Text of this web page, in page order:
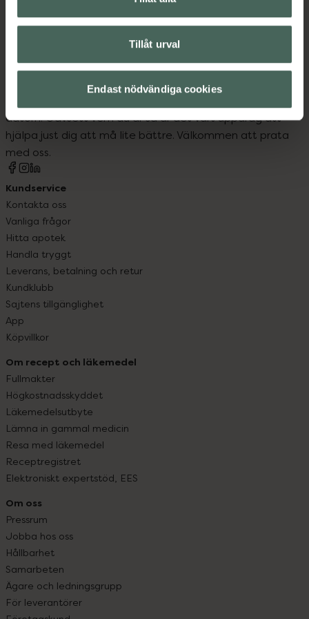
Tillåt urval
Endast nödvändiga cookies
Kronans Apotek finns här för dig. Du hittar oss från Skåne i
syd till Lappland i norr, och online i mobilen och på
datorn. Oavsett vem du är så är det vårt uppdrag att
hjälpa just dig att må lite bättre. Välkommen att prata
med oss.
Kundservice
Kontakta oss
Vanliga frågor
Hitta apotek
Handla tryggt
Leverans, betalning och retur
Kundklubb
Sajtens tillgänglighet
App
Köpvillkor
Om recept och läkemedel
Fullmakter
Högkostnadsskyddet
Läkemedelsutbyte
Lämna in gammal medicin
Resa med läkemedel
Receptregistret
Elektroniskt expertstöd, EES
Om oss
Pressrum
Jobba hos oss
Hållbarhet
Samarbeten
Ägare och ledningsgrupp
För leverantörer